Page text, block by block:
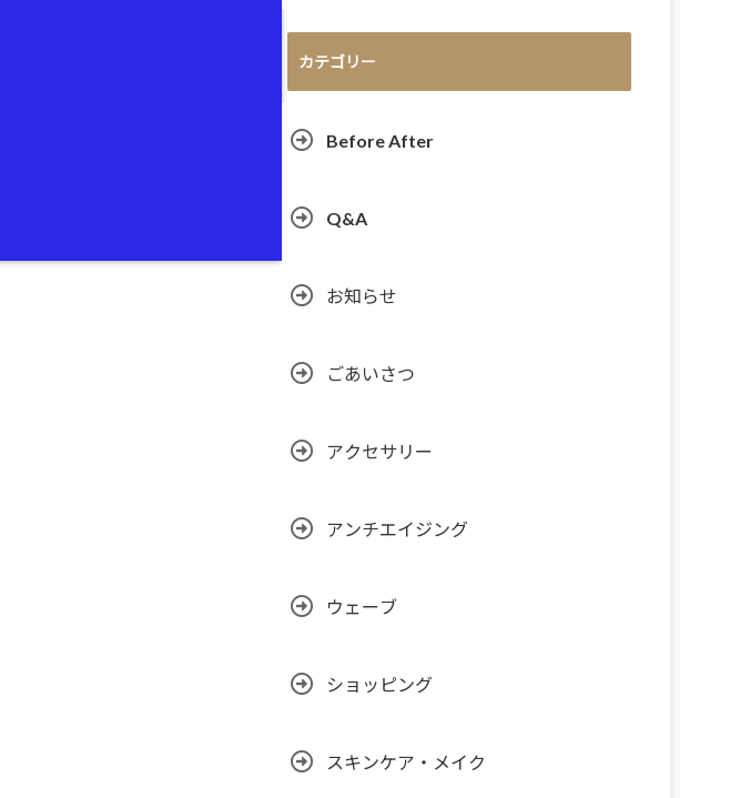
カテゴリー
Before After
Q&A
お知らせ
ごあいさつ
アクセサリー
アンチエイジング
ウェーブ
ショッピング
スキンケア・メイク